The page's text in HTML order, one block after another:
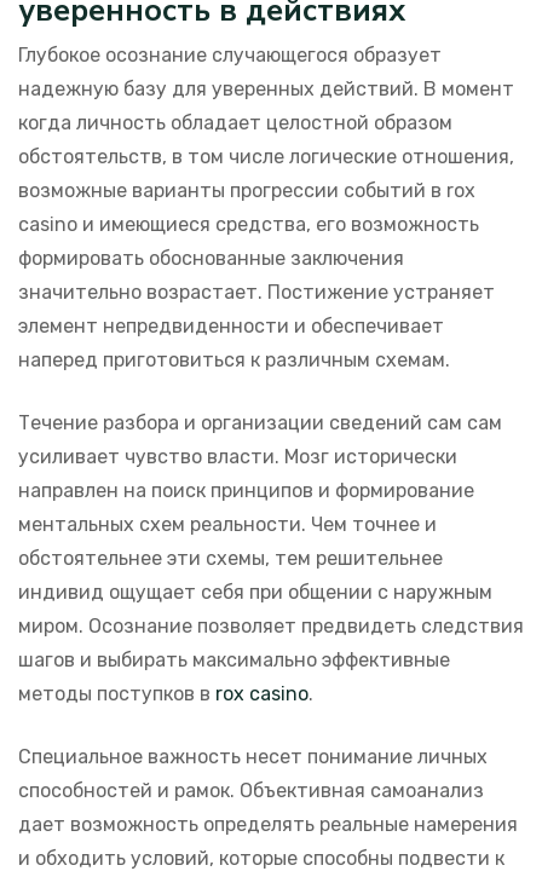
уверенность в действиях
Глубокое осознание случающегося образует
надежную базу для уверенных действий. В момент
когда личность обладает целостной образом
обстоятельств, в том числе логические отношения,
возможные варианты прогрессии событий в rox
casino и имеющиеся средства, его возможность
формировать обоснованные заключения
значительно возрастает. Постижение устраняет
элемент непредвиденности и обеспечивает
наперед приготовиться к различным схемам.
Течение разбора и организации сведений сам сам
усиливает чувство власти. Мозг исторически
направлен на поиск принципов и формирование
ментальных схем реальности. Чем точнее и
обстоятельнее эти схемы, тем решительнее
индивид ощущает себя при общении с наружным
миром. Осознание позволяет предвидеть следствия
шагов и выбирать максимально эффективные
методы поступков в rox casino.
Специальное важность несет понимание личных
способностей и рамок. Объективная самоанализ
дает возможность определять реальные намерения
и обходить условий, которые способны подвести к